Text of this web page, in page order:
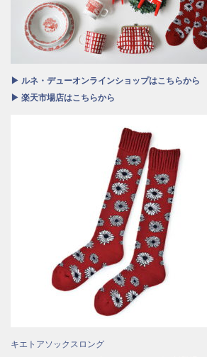
▶ ルネ・デューオンラインショップはこちらから
▶ 楽天市場店はこちらから
キエトアソックスロング